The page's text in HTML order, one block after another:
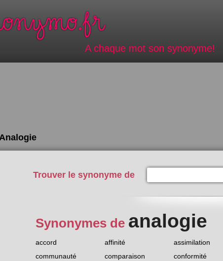
A chaque mot son synonyme!
Trouver le synonyme de
Synonymes de analogie
accord affinité assimilation
communauté
comparaison conformité